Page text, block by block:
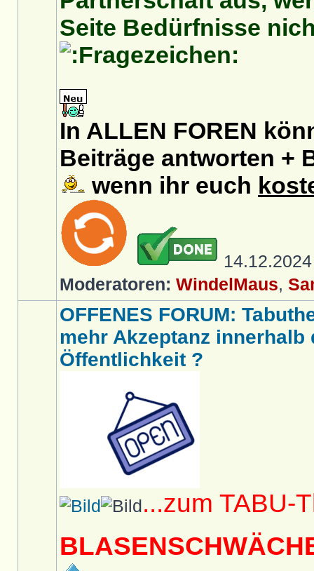
Seite Bedürfnisse
In ALLEN FOREN
Beiträge antworten +
wenn ihr euch
Moderatoren: WindelMaus,
OFFENES FORUM:
mehr Akzeptanz
Öffentlichkeit ?
...zum TABU-